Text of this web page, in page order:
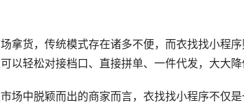
拿货，传统模式存在诸多不便，而衣找找小程
以轻松对接档口、直接拼单、一件代发，大大降
场中脱颖而出的商家而言，衣找找小程序不仅